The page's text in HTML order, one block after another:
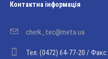
Контактна інформація
cherk_tec@meta.ua
Тел. (0472) 64-77-20 /